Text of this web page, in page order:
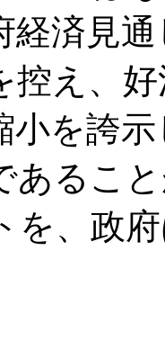
済見
控え、
小を誇
あるこ
を、政